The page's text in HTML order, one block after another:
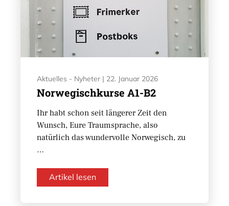
Aktuelles - Nyheter | 22. Januar 2026
Norwegischkurse A1-B2
Ihr habt schon seit längerer Zeit den
Wunsch, Eure Traumsprache, also
natürlich das wundervolle Norwegisch, zu
…
Artikel lesen